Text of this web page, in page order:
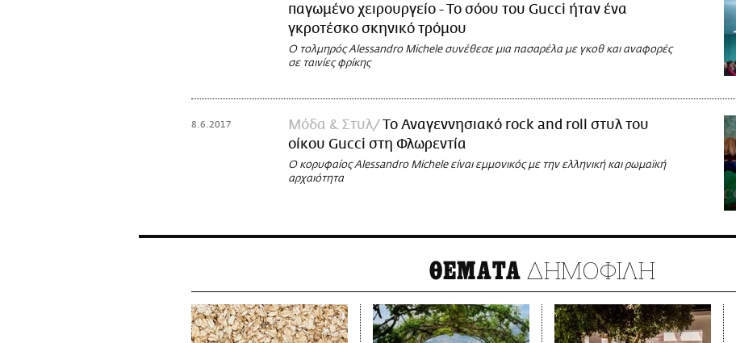
παγωμένο χειρουργείο - Το σόου του Gucci ήταν ένα
γκροτέσκο σκηνικό τρόμου
Ο τολμηρός Alessandro Michele συνέθεσε μια πασαρέλα με γκοθ και αναφορές
σε ταινίες φρίκης
8.6.2017 Μόδα & Στυλ Το Αναγεννησιακό rock and roll στυλ του
οίκου Gucci στη Φλωρεντία
Ο κορυφαίος Alessandro Michele είναι εμμονικός με την ελληνική και ρωμαϊκή
αρχαιότητα
ΘΕΜΑΤΑ ΔΗΜΟΦΙΛΗ